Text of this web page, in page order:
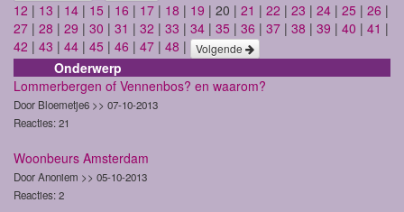
12 | 13 | 14 | 15 | 16 | 17 | 18 | 19 | 20 | 21 | 22 | 23 | 24 | 25 | 26 |
27 | 28 | 29 | 30 | 31 | 32 | 33 | 34 | 35 | 36 | 37 | 38 | 39 | 40 | 41 |
42 | 43 | 44 | 45 | 46 | 47 | 48 | Volgende
Onderwerp
Lommerbergen of Vennenbos? en waarom?
Door Bloemetje6 >> 07-10-2013
Reacties: 21
Woonbeurs Amsterdam
Door Anoniem >> 05-10-2013
Reacties: 2